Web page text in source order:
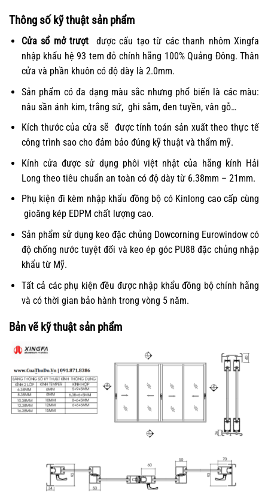
Thông số kỹ thuật sản phẩm
Cửa sổ mở trượt được cấu tạo từ các thanh nhôm Xingfa
nhập khẩu hệ 93 tem đỏ chính hãng 100% Quảng Đông. Thân
cửa và phần khuôn có độ dày là 2.0mm.
Sản phẩm có đa dạng màu sắc nhưng phổ biến là các màu:
nâu sần ánh kim, trắng sứ, ghi sẫm, đen tuyền, vân gỗ…
Kích thước của cửa sẽ được tính toán sản xuất theo thực tế
công trình sao cho đảm bảo đúng kỹ thuật và thẩm mỹ.
Kính cửa được sử dụng phôi việt nhật của hãng kính Hải
Long theo tiêu chuẩn an toàn có độ dày từ 6.38mm – 21mm.
Phụ kiện đi kèm nhập khẩu đồng bộ có Kinlong cao cấp cùng
gioăng kép EDPM chất lượng cao.
Sản phẩm sử dụng keo đặc chủng Dowcorning Eurowindow có
độ chống nước tuyệt đối và keo ép góc PU88 đặc chủng nhập
khẩu từ Mỹ.
Tất cả các phụ kiện đều được nhập khẩu đồng bộ chính hãng
và có thời gian bảo hành trong vòng 5 năm.
Bản vẽ kỹ thuật sản phẩm